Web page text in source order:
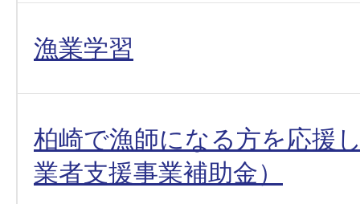
漁業学習
柏崎で漁師になる方を応援
業者支援事業補助金）